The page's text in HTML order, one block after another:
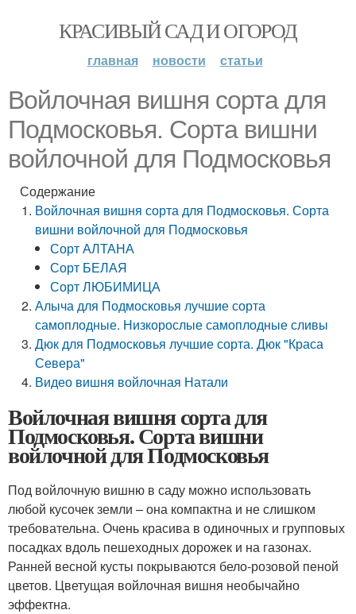
КРАСИВЫЙ САД И ОГОРОД
главная новости статьи
Войлочная вишня сорта для
Подмосковья. Сорта вишни
войлочной для Подмосковья
Содержание
Войлочная вишня сорта для Подмосковья. Сорта
вишни войлочной для Подмосковья
Сорт АЛТАНА
Сорт БЕЛАЯ
Сорт ЛЮБИМИЦА
Алыча для Подмосковья лучшие сорта
самоплодные. Низкорослые самоплодные сливы
Дюк для Подмосковья лучшие сорта. Дюк "Краса
Севера"
Видео вишня войлочная Натали
Войлочная вишня сорта для
Подмосковья. Сорта вишни
войлочной для Подмосковья
Под войлочную вишню в саду можно использовать
любой кусочек земли – она компактна и не слишком
требовательна. Очень красива в одиночных и групповых
посадках вдоль пешеходных дорожек и на газонах.
Ранней весной кусты покрываются бело-розовой пеной
цветов. Цветущая войлочная вишня необычайно
эффектна.